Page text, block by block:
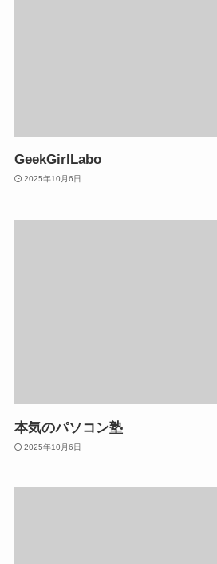
GeekGirlLabo
2025年10月6日
本気のパソコン塾
2025年10月6日